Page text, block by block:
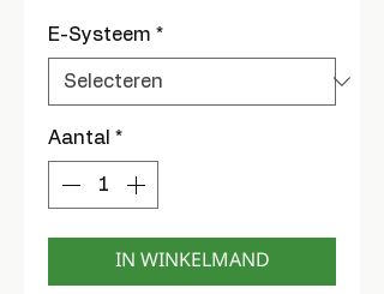
E-Systeem *
Aantal *
IN WINKELMAND